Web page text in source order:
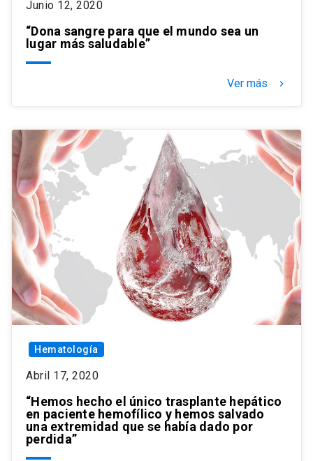
Junio 12, 2020
“Dona sangre para que el mundo sea un
lugar más saludable”
Ver más keyboard_arrow_right
Hematología
Abril 17, 2020
“Hemos hecho el único trasplante hepático
en paciente hemofílico y hemos salvado
una extremidad que se había dado por
perdida”